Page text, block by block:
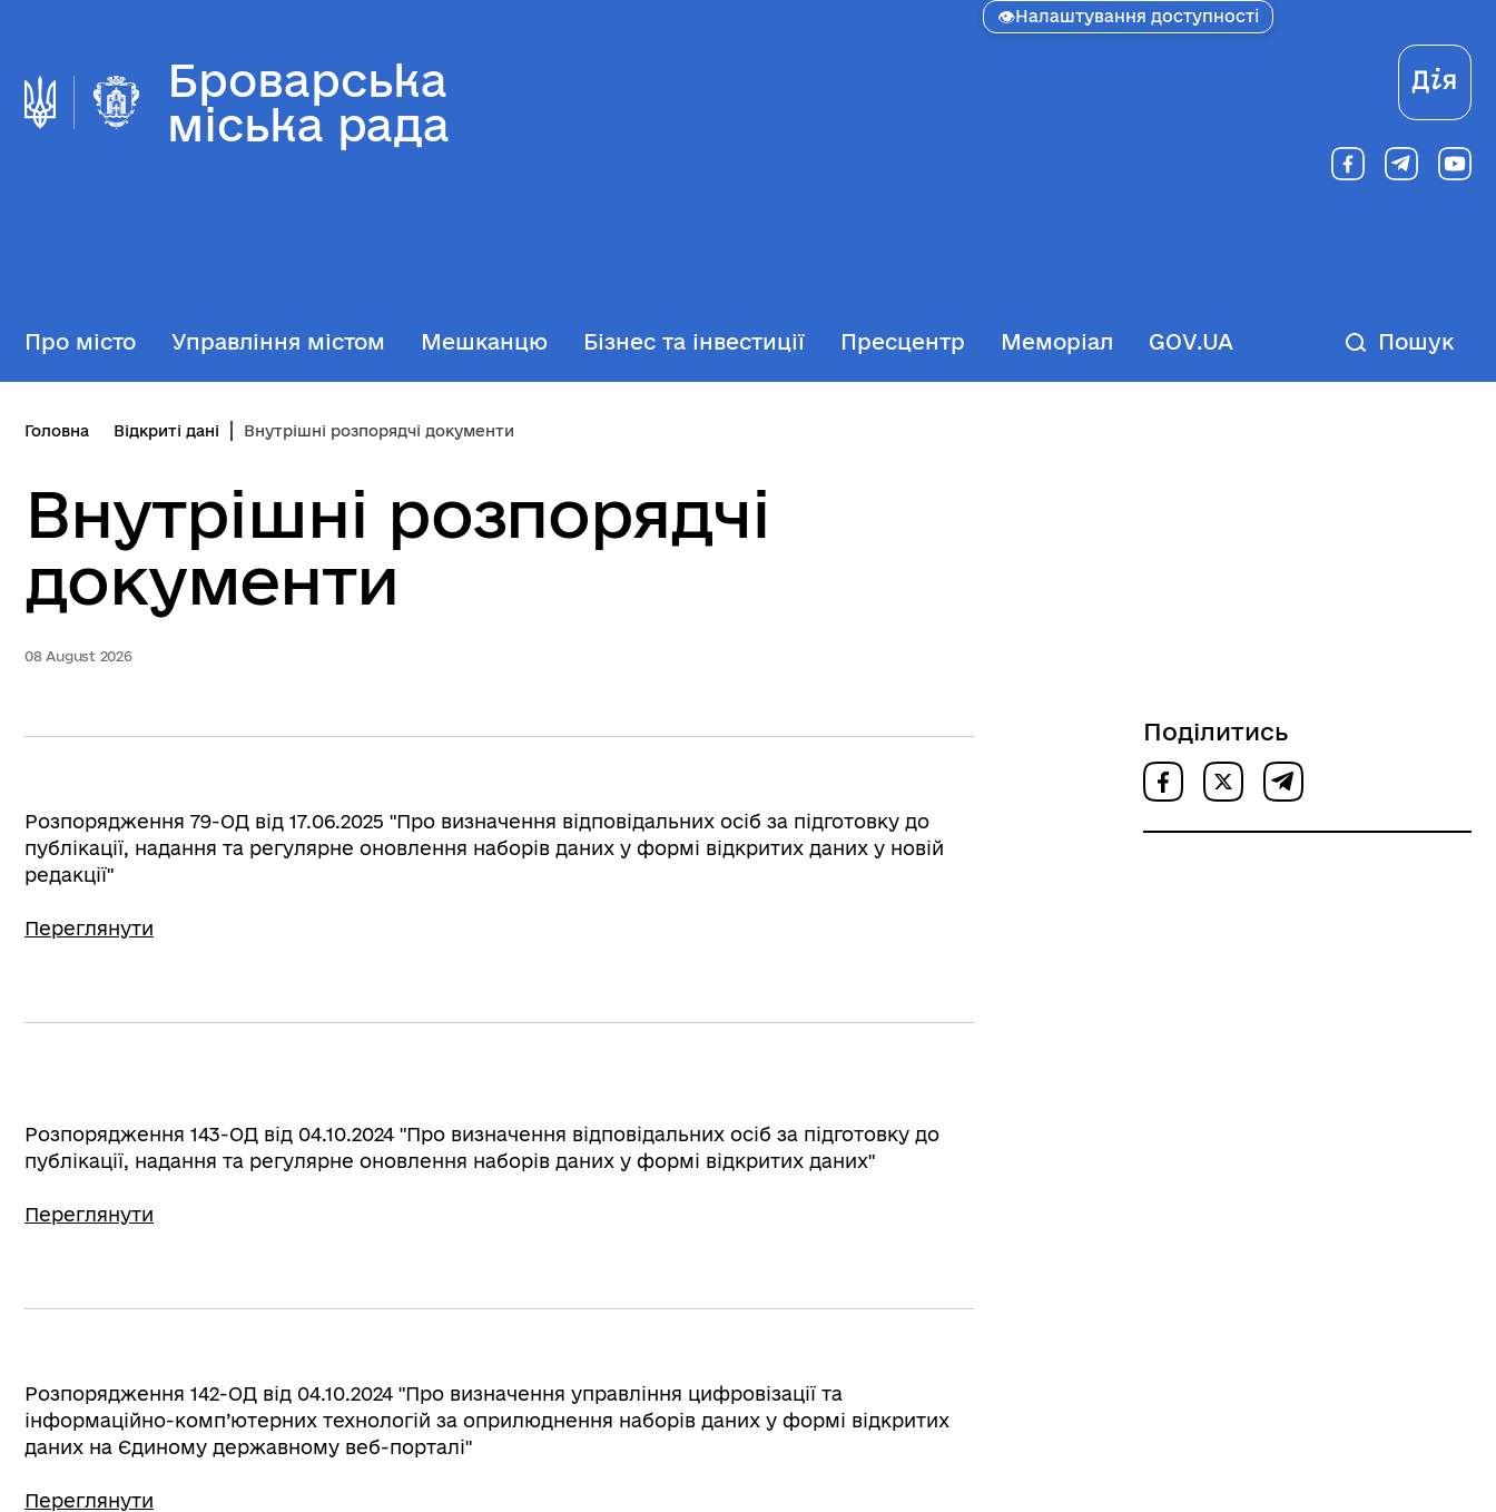
Броварська
міська рада
👁Налаштування доступності
Про місто Управління містом Мешканцю Бізнес та інвестиції Пресцентр Меморіал GOV.UA Пошук
Головна Відкриті дані Внутрішні розпорядчі документи
Внутрішні розпорядчі
документи
08 August 2026
Розпорядження 79-ОД від 17.06.2025 "Про визначення відповідальних осіб за підготовку до
публікації, надання та регулярне оновлення наборів даних у формі відкритих даних у новій
редакції"
Переглянути
Розпорядження 143-ОД від 04.10.2024 "Про визначення відповідальних осіб за підготовку до
публікації, надання та регулярне оновлення наборів даних у формі відкритих даних"
Переглянути
Розпорядження 142-ОД від 04.10.2024 "Про визначення управління цифровізації та
інформаційно-комп’ютерних технологій за оприлюднення наборів даних у формі відкритих
даних на Єдиному державному веб-порталі"
Переглянути
Поділитись